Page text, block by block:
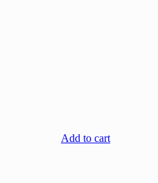
Add to cart